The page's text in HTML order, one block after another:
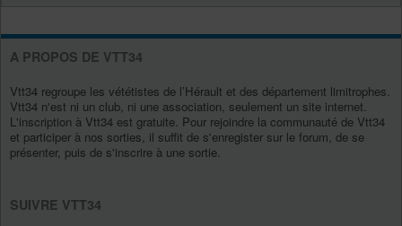
A PROPOS DE VTT34
Vtt34 regroupe les vététistes de l’Hérault et des département limitrophes.
Vtt34 n'est ni un club, ni une association, seulement un site internet.
L'inscription à Vtt34 est gratuite. Pour rejoindre la communauté de Vtt34
et participer à nos sorties, il suffit de s'enregister sur le forum, de se
présenter, puis de s'inscrire à une sortie.
SUIVRE VTT34